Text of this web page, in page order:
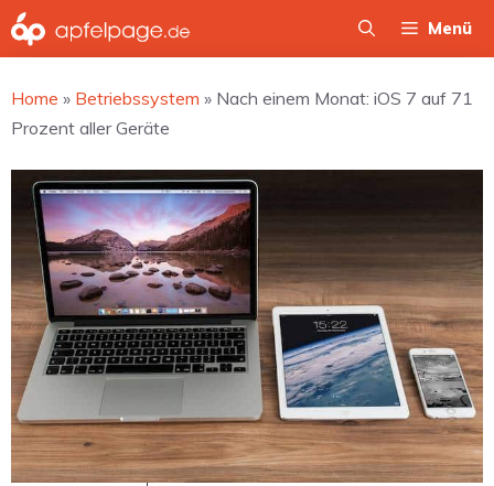
Zum
Inhalt
Menü
Home » Betriebssystem » Nach einem Monat: iOS 7 auf 71
Prozent aller Geräte